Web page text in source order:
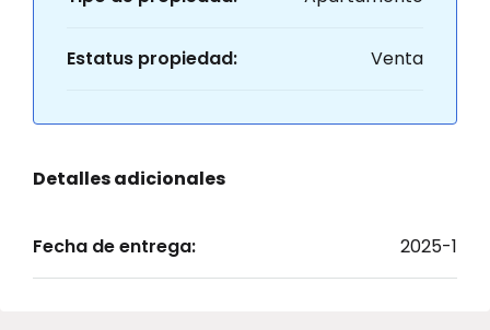
Estatus propiedad: Venta
Detalles adicionales
Fecha de entrega: 2025-1